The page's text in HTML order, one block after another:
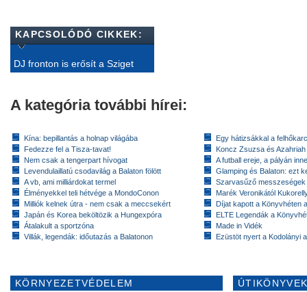
KAPCSOLÓDÓ CIKKEK:
DJ fronton is erősít a Sziget
A kategória további hírei:
Kína: bepillantás a holnap világába
Fedezze fel a Tisza-tavat!
Nem csak a tengerpart hívogat
Levendulaillatú csodavilág a Balaton fölött
A vb, ami milliárdokat termel
Élményekkel teli hétvége a MondoConon
Milliók kelnek útra - nem csak a meccsekért
Japán és Korea beköltözik a Hungexpóra
Átalakult a sportzóna
Villák, legendák: időutazás a Balatonon
Egy hátizsákkal a
Koncz Zsuzsa és
A futball ereje, a pályán
Glamping és Balaton: ezt
Szarvasűző messzeségek
Marék Veronikától
Díjat kapott a Könyvhéten
ELTE Legendák a
Made in Vidék
Ezüstöt nyert a Kodolányi
KÖRNYEZETVÉDELEM